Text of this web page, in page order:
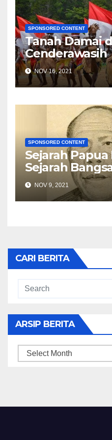
SPONSORED CONTENT
Tanah Damai
Cenderawasih
NOV 16, 2021
SPONSORED CONTENT
Sejarah
Sejarah
NOV 9, 2021
CARI BERITA
ARSIP BERITA
ARSIP